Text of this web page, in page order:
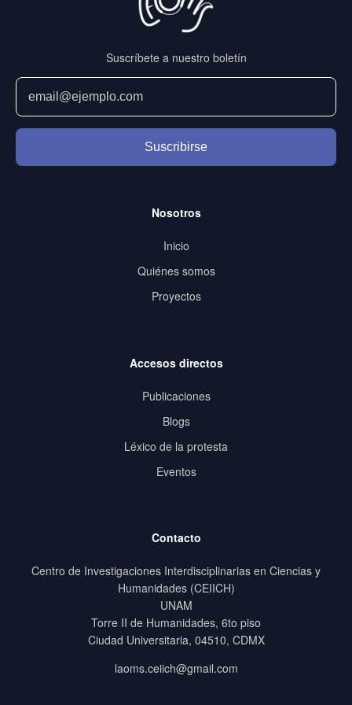
Suscríbete a nuestro boletín
Suscribirse
Nosotros
Inicio
Quiénes somos
Proyectos
Accesos directos
Publicaciones
Blogs
Léxico de la protesta
Eventos
Contacto
Centro de Investigaciones Interdisciplinarias en Ciencias y
Humanidades (CEIICH)
UNAM
Torre II de Humanidades, 6to piso
Ciudad Universitaria, 04510, CDMX
laoms.ceiich@gmail.com